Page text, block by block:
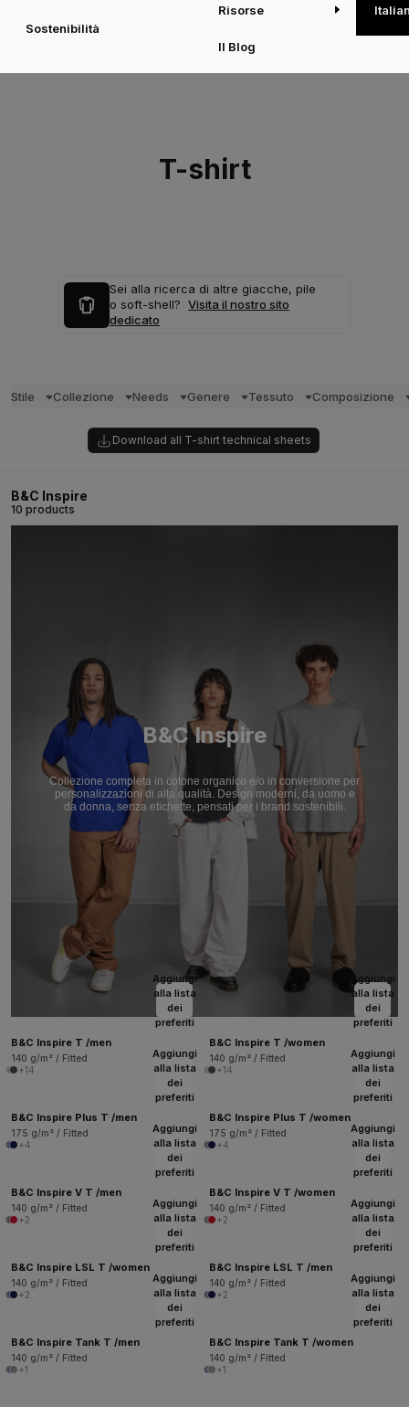
Sostenibilità
Risorse
Il Blog
T-shirt
Sei alla ricerca di altre giacche, pile
o soft-shell? Visita il nostro sito
dedicato
Stile Collezione Needs Genere Tessuto Composizione
Download all T-shirt technical sheets
B&C Inspire
10 products
B&C Inspire
Collezione completa in cotone organico e/o in conversione per
personalizzazioni di alta qualità. Design moderni, da uomo e
da donna, senza etichette, pensati per i brand sostenibili.
Aggiungi
alla lista
dei
preferiti
B&C Inspire T /men
140 g/m² / Fitted
+14
Aggiungi
alla lista
dei
preferiti
B&C Inspire T /women
140 g/m² / Fitted
+14
Aggiungi
alla lista
dei
preferiti
B&C Inspire Plus T /men
175 g/m² / Fitted
+4
Aggiungi
alla lista
dei
preferiti
B&C Inspire Plus T /women
175 g/m² / Fitted
+4
Aggiungi
alla lista
dei
preferiti
B&C Inspire V T /men
140 g/m² / Fitted
+2
Aggiungi
alla lista
dei
preferiti
B&C Inspire V T /women
140 g/m² / Fitted
+2
Aggiungi
alla lista
dei
preferiti
B&C Inspire LSL T /women
140 g/m² / Fitted
+2
Aggiungi
alla lista
dei
preferiti
B&C Inspire LSL T /men
140 g/m² / Fitted
+2
Aggiungi
alla lista
dei
preferiti
B&C Inspire Tank T /men
140 g/m² / Fitted
+1
Aggiungi
alla lista
dei
preferiti
B&C Inspire Tank T /women
140 g/m² / Fitted
+1